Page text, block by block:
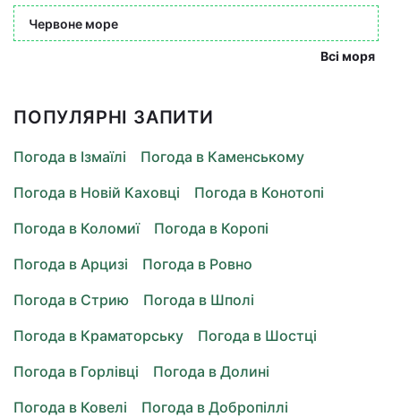
Червоне море
Всі моря
ПОПУЛЯРНІ ЗАПИТИ
Погода в Ізмаїлі
Погода в Каменському
Погода в Новій Каховці
Погода в Конотопі
Погода в Коломиї
Погода в Коропі
Погода в Арцизі
Погода в Ровно
Погода в Стрию
Погода в Шполі
Погода в Краматорську
Погода в Шостці
Погода в Горлівці
Погода в Долині
Погода в Ковелі
Погода в Добропіллі